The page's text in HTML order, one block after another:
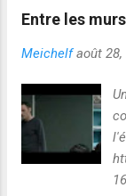
Entre les murs
Meichelf août 28,